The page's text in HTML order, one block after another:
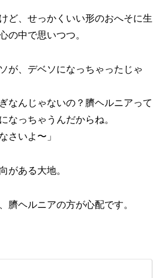
ど、せっかくいい形のおへそに生
の中で思いつつ。
が、デベソになっちゃったじゃ
なんじゃないの？臍ヘルニアって
なっちゃうんだからね。
さいよ〜」
がある大地。
臍ヘルニアの方が心配です。